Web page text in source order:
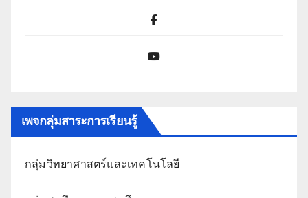
Facebook
YouTube
เพจกลุ่มสาระการเรียนรู้
กลุ่มวิทยาศาสตร์และเทคโนโลยี